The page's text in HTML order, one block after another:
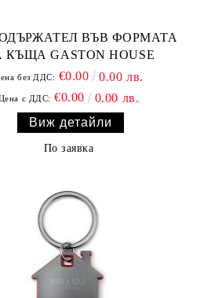
ВЪВ ФОРМАТА
КЪЩА GASTON HOUSE
без ДДС: €0.00 0.00 лв.
с ДДС: €0.00
0.00 лв.
Виж детайли
По заявка